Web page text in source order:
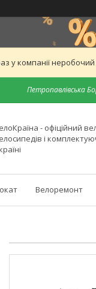
у компанії
Петропавлівська
- офіційний
і
Велоремонт